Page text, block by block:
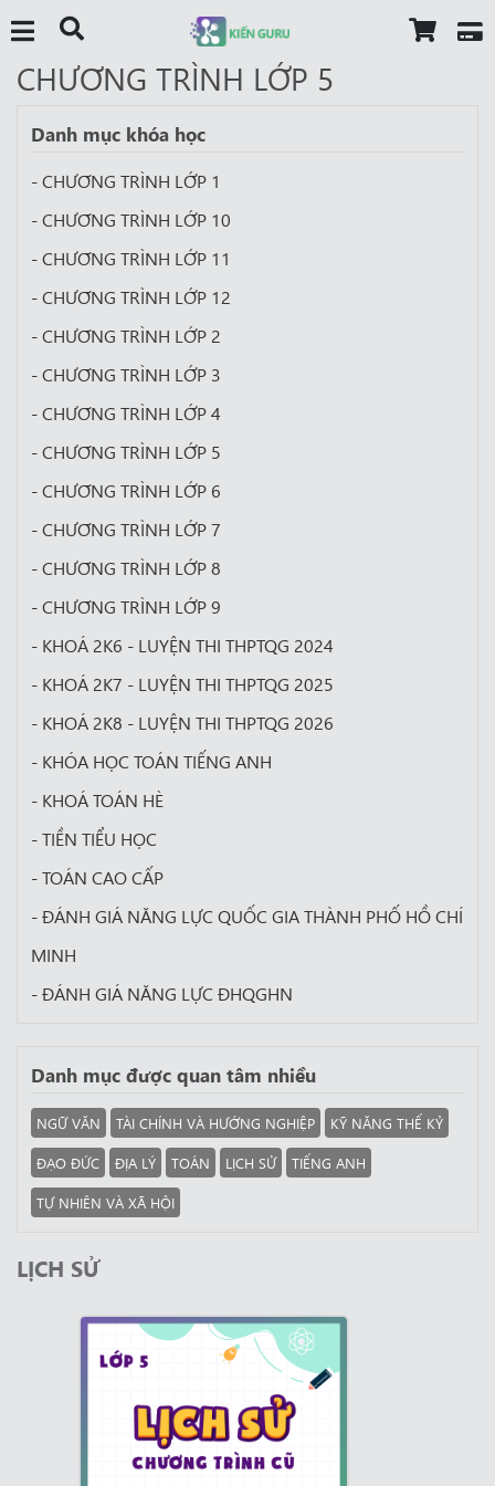
CHƯƠNG TRÌNH LỚP 5
Danh mục khóa học
- CHƯƠNG TRÌNH LỚP 1
- CHƯƠNG TRÌNH LỚP 10
- CHƯƠNG TRÌNH LỚP 11
- CHƯƠNG TRÌNH LỚP 12
- CHƯƠNG TRÌNH LỚP 2
- CHƯƠNG TRÌNH LỚP 3
- CHƯƠNG TRÌNH LỚP 4
- CHƯƠNG TRÌNH LỚP 5
- CHƯƠNG TRÌNH LỚP 6
- CHƯƠNG TRÌNH LỚP 7
- CHƯƠNG TRÌNH LỚP 8
- CHƯƠNG TRÌNH LỚP 9
- KHOÁ 2K6 - LUYỆN THI THPTQG 2024
- KHOÁ 2K7 - LUYỆN THI THPTQG 2025
- KHOÁ 2K8 - LUYỆN THI THPTQG 2026
- KHÓA HỌC TOÁN TIẾNG ANH
- KHOÁ TOÁN HÈ
- TIỀN TIỂU HỌC
- TOÁN CAO CẤP
- ĐÁNH GIÁ NĂNG LỰC QUỐC GIA THÀNH PHỐ HỒ CHÍ
MINH
- ĐÁNH GIÁ NĂNG LỰC ĐHQGHN
Danh mục được quan tâm nhiều
NGỮ VĂN TÀI CHÍNH VÀ HƯỚNG NGHIỆP
KỸ NĂNG THẾ KỶ
ĐẠO ĐỨC
ĐỊA LÝ TOÁN LỊCH SỬ
TIẾNG ANH
TỰ NHIÊN VÀ XÃ HỘI
LỊCH SỬ